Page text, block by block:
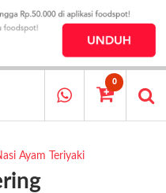
0
Ayam Teriyaki